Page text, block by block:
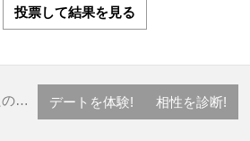
投票して結果を見る
の… デートを体験! 相性を診断!